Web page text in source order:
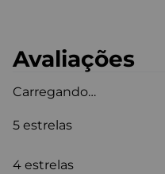
Avaliações
Carregando…
5 estrelas
4 estrelas